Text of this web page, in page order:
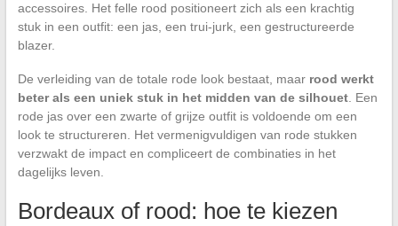
accessoires. Het felle rood positioneert zich als een krachtig
stuk in een outfit: een jas, een trui-jurk, een gestructureerde
blazer.
De verleiding van de totale rode look bestaat, maar rood werkt
beter als een uniek stuk in het midden van de silhouet. Een
rode jas over een zwarte of grijze outfit is voldoende om een
look te structureren. Het vermenigvuldigen van rode stukken
verzwakt de impact en compliceert de combinaties in het
dagelijks leven.
Bordeaux of rood: hoe te kiezen